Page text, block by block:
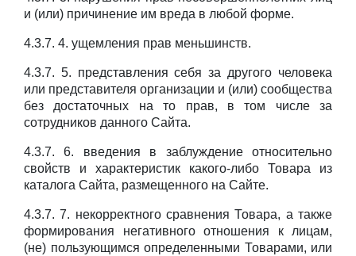
и (или) причинение им вреда в любой форме.
4.3.7. 4. ущемления прав меньшинств.
4.3.7. 5. представления себя за другого человека
или представителя организации и (или) сообщества
без достаточных на то прав, в том числе за
сотрудников данного Сайта.
4.3.7. 6. введения в заблуждение относительно
свойств и характеристик какого-либо Товара из
каталога Сайта, размещенного на Сайте.
4.3.7. 7. некорректного сравнения Товара, а также
формирования негативного отношения к лицам,
(не) пользующимся определенными Товарами, или